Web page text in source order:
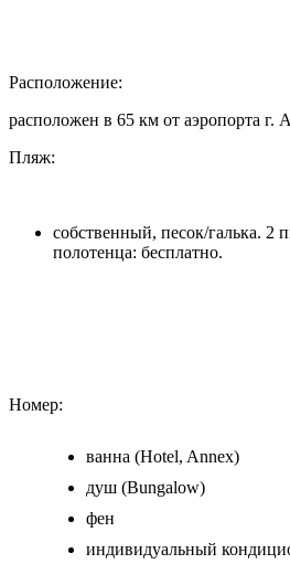
Расположение:
расположен в 65 км от аэропорта г.
Пляж:
собственный, песок/галька. 2
полотенца: бесплатно.
Номер:
ванна (Hotel, Annex)
душ (Bungalow)
фен
индивидуальный